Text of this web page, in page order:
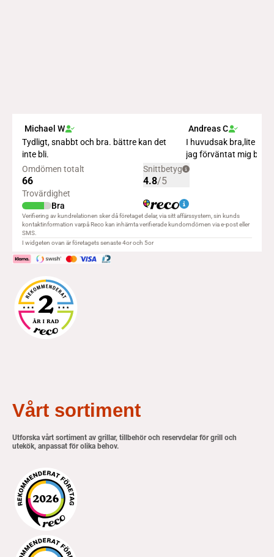
Vårt sortiment
Utforska vårt sortiment av grillar, tillbehör och reservdelar för grill och
utekök, anpassat för olika behov.